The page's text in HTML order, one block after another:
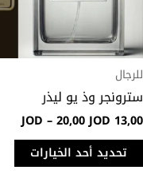
وذ يو ليذر
JOD–20,00JOD
تحديد أحد الخيارات